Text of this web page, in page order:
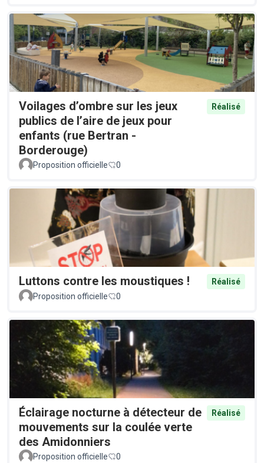
Voilages d’ombre sur les jeux
publics de l’aire de jeux pour
enfants (rue Bertran -
Borderouge)
Réalisé
Proposition officielle 0
Luttons contre les moustiques !
Réalisé
Proposition officielle
0
Éclairage nocturne à détecteur de
mouvements sur la coulée verte
des Amidonniers
Réalisé
Proposition officielle 0